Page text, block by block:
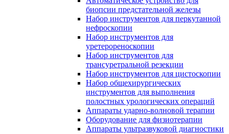
биопсии предстательной железы
Набор инструментов для перкутанной
нефроскопии
Набор инструментов для
уретерореноскопии
Набор инструментов для
трансуретральной резекции
Набор инструментов для цистоскопии
Набор общехирургических
инструментов для выполнения
полостных урологических операций
Аппараты ударно-волновой терапии
Оборудование для физиотерапии
Аппараты ультразвуковой диагностики